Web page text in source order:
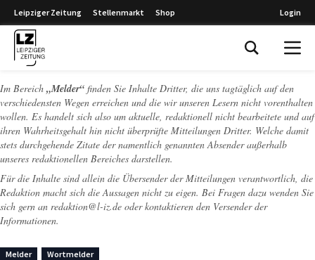
Leipziger Zeitung Stellenmarkt Shop Login
Im Bereich „Melder“ finden Sie Inhalte Dritter, die uns tagtäglich auf den
verschiedensten Wegen erreichen und die wir unseren Lesern nicht vorenthalten
wollen. Es handelt sich also um aktuelle, redaktionell nicht bearbeitete und auf
ihren Wahrheitsgehalt hin nicht überprüfte Mitteilungen Dritter. Welche damit
stets durchgehende Zitate der namentlich genannten Absender außerhalb
unseres redaktionellen Bereiches darstellen.
Für die Inhalte sind allein die Übersender der Mitteilungen verantwortlich, die
Redaktion macht sich die Aussagen nicht zu eigen. Bei Fragen dazu wenden Sie
sich gern an redaktion@l-iz.de oder kontaktieren den Versender der
Informationen.
Melder Wortmelder